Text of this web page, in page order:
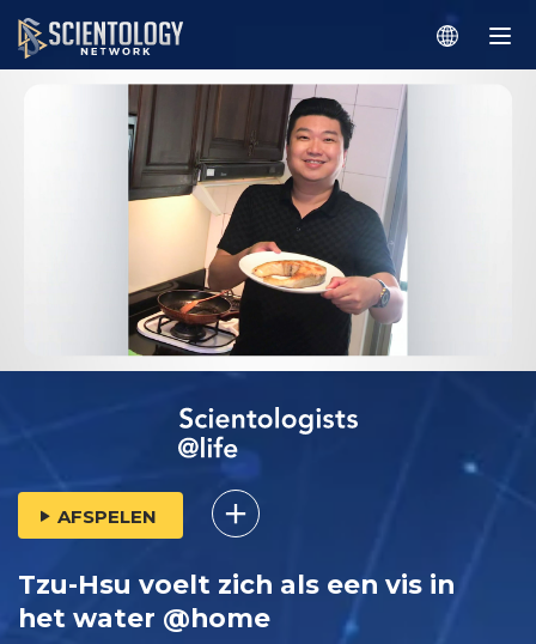
AFSPELEN
Tzu-Hsu voelt zich als een vis in
het water @home